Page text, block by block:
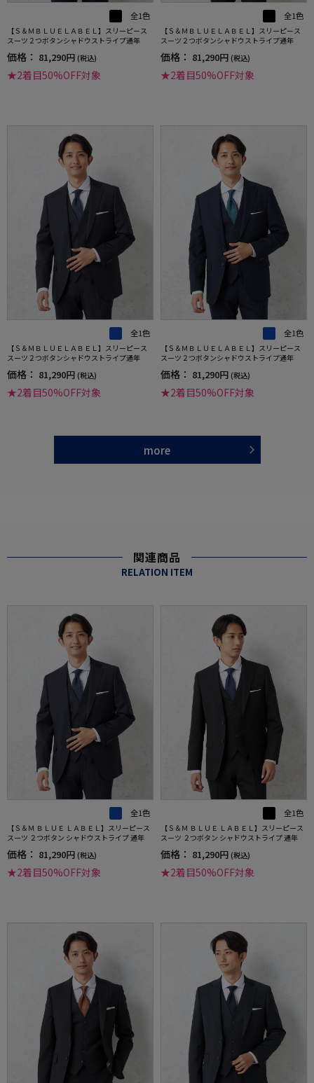
全1色
【Ｓ＆ＭＢＬＵＥＬＡＢＥＬ】スリーピース
スーツ２つボタンシャドウストライプ通年
価格： 81,290円 (税込)
★2着目50%OFF対象
全1色
【Ｓ＆ＭＢＬＵＥＬＡＢＥＬ】スリーピース
スーツ２つボタンシャドウストライプ通年
価格： 81,290円 (税込)
★2着目50%OFF対象
全1色
【Ｓ＆ＭＢＬＵＥＬＡＢＥＬ】スリーピース
スーツ２つボタンシャドウストライプ通年
価格： 81,290円 (税込)
★2着目50%OFF対象
全1色
【Ｓ＆ＭＢＬＵＥＬＡＢＥＬ】スリーピース
スーツ２つボタンシャドウストライプ通年
価格： 81,290円 (税込)
★2着目50%OFF対象
more
関連商品
RELATION ITEM
全1色
【Ｓ＆Ｍ ＢＬＵＥ ＬＡＢＥＬ】スリーピース
スーツ ２つボタン シャドウストライプ 通年
価格： 81,290円 (税込)
★2着目50%OFF対象
全1色
【Ｓ＆Ｍ ＢＬＵＥ ＬＡＢＥＬ】スリーピース
スーツ ２つボタン シャドウストライプ 通年
価格： 81,290円 (税込)
★2着目50%OFF対象